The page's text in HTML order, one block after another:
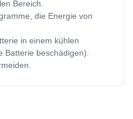
Bereich.
die Energie von
in einem kühlen
Batterie beschädigen).